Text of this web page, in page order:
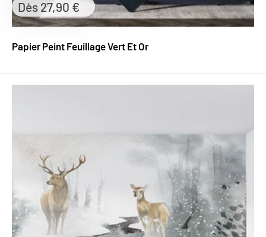
Papier Peint Feuillage Vert Et Or
Prix
réduit
Dès 27,90 €